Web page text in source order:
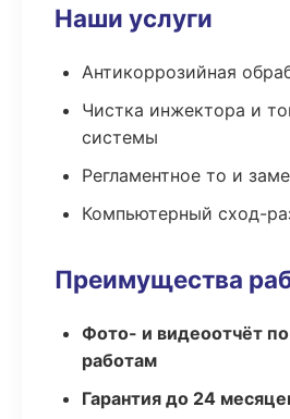
Наши услуги
Антикоррозийная
Чистка инжектора и
системы
Регламентное то и
Компьютерный сход-
Преимущества
Фото- и видеоотчёт
работам
Гарантия до 24